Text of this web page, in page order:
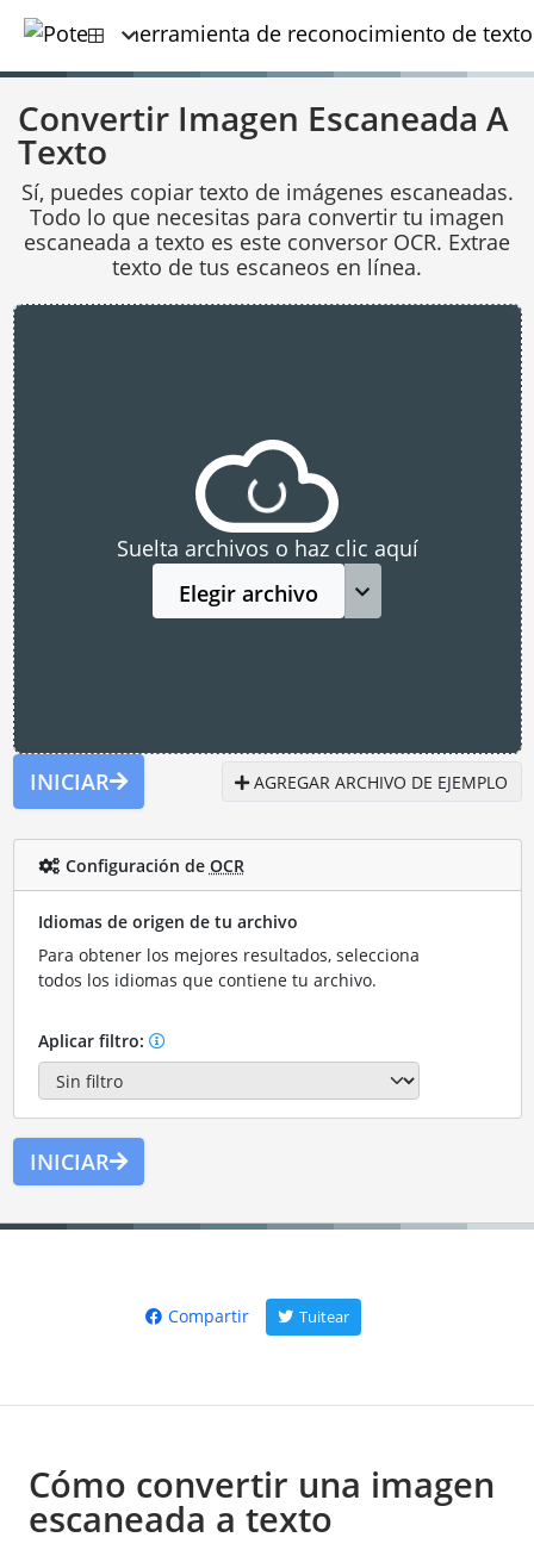
Convertir Imagen Escaneada A
Texto
Sí, puedes copiar texto de imágenes escaneadas.
Todo lo que necesitas para convertir tu imagen
escaneada a texto es este conversor OCR. Extrae
texto de tus escaneos en línea.
Suelta archivos o haz clic aquí
Elegir archivo
INICIAR AGREGAR ARCHIVO DE EJEMPLO
Configuración de OCR
Idiomas de origen de tu archivo
Para obtener los mejores resultados, selecciona
todos los idiomas que contiene tu archivo.
Aplicar filtro:
INICIAR
Compartir Tuitear
Cómo convertir una imagen
escaneada a texto